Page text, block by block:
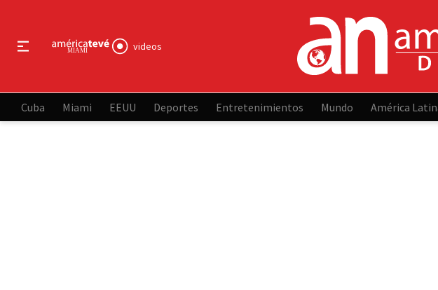
videos
Cuba Miami EEUU Deportes Entretenimientos Mundo América